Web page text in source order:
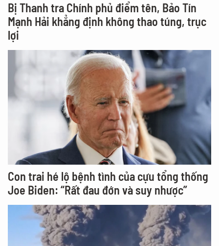
Bị Thanh tra Chính phủ điểm tên, Bảo Tín
Mạnh Hải khẳng định không thao túng, trục
lợi
Con trai hé lộ bệnh tình của cựu tổng thống
Joe Biden: “Rất đau đớn và suy nhược”